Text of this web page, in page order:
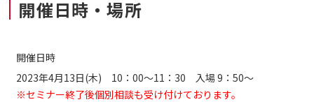
開催日時・場所
開催日時
2023年4月13日(木) 10：00～11：30 入場 9：50～
※セミナー終了後個別相談も受け付けております。